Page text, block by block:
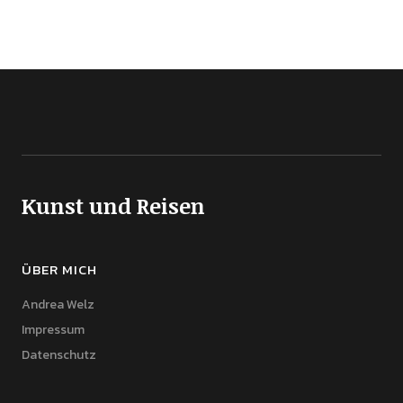
Kunst und Reisen
ÜBER MICH
Andrea Welz
Impressum
Datenschutz